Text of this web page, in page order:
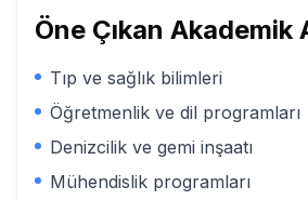
Öne Çıkan Akademik
Tıp ve sağlık bilimleri
Öğretmenlik ve dil programları
Denizcilik ve gemi inşaatı
Mühendislik programları